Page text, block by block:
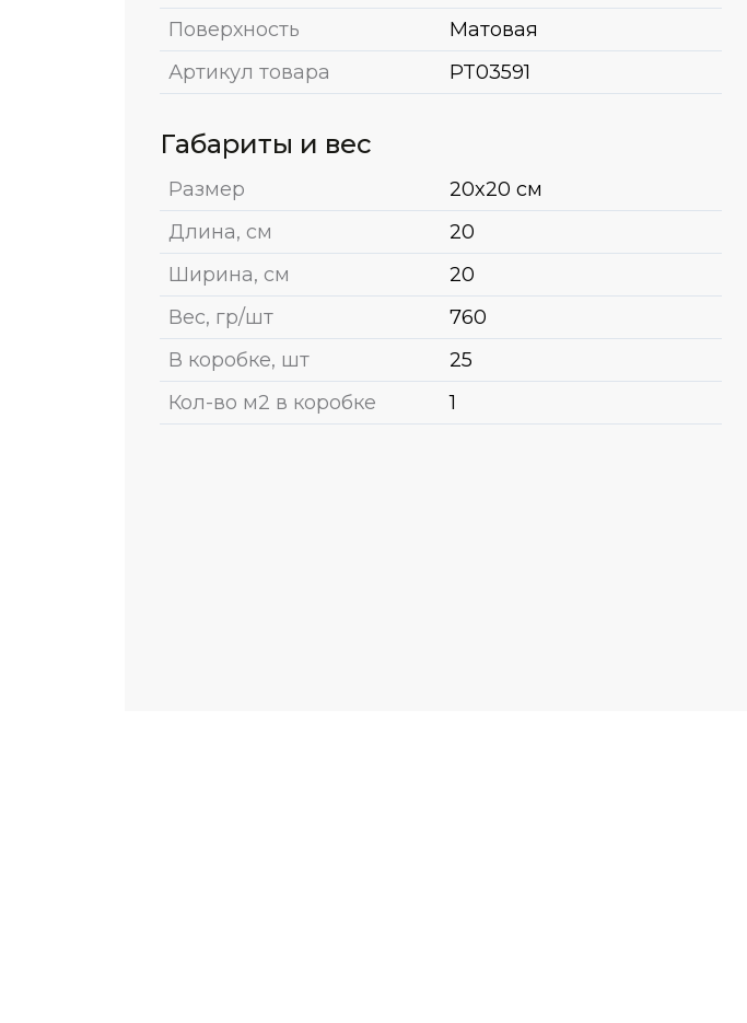
Поверхность
Матовая
Артикул товара
PT03591
Габариты и вес
Размер
20x20 см
Длина, см
20
Ширина, см
20
Вес, гр/шт
760
В коробке, шт
25
Кол-во м2 в коробке
1